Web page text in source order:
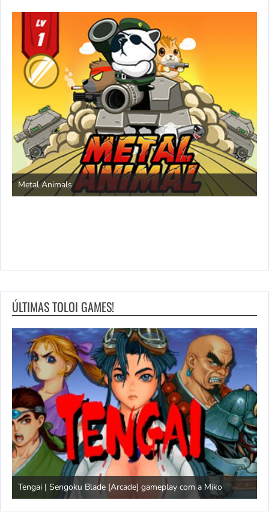
Metal Animals
ÚLTIMAS TOLOI GAMES!
Tengai | Sengoku Blade [Arcade] gameplay com a Miko